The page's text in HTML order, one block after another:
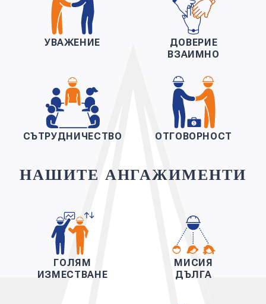
УВАЖЕНИЕ
ДОВЕРИЕ
ВЗАИМНО
СЪТРУДНИЧЕСТВО ОТГОВОРНОСТ
НАШИТЕ АНГАЖИМЕНТИ
ГОЛЯМ
ИЗМЕСТВАНЕ
МИСИЯ
ДЪЛГА